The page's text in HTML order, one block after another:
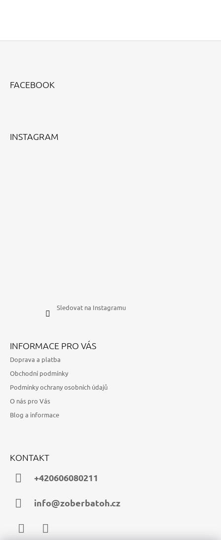
FACEBOOK
INSTAGRAM
Sledovat na Instagramu
INFORMACE PRO VÁS
Doprava a platba
Obchodní podmínky
Podmínky ochrany osobních údajů
O nás pro Vás
Blog a informace
KONTAKT
+420606080211
info@zoberbatoh.cz